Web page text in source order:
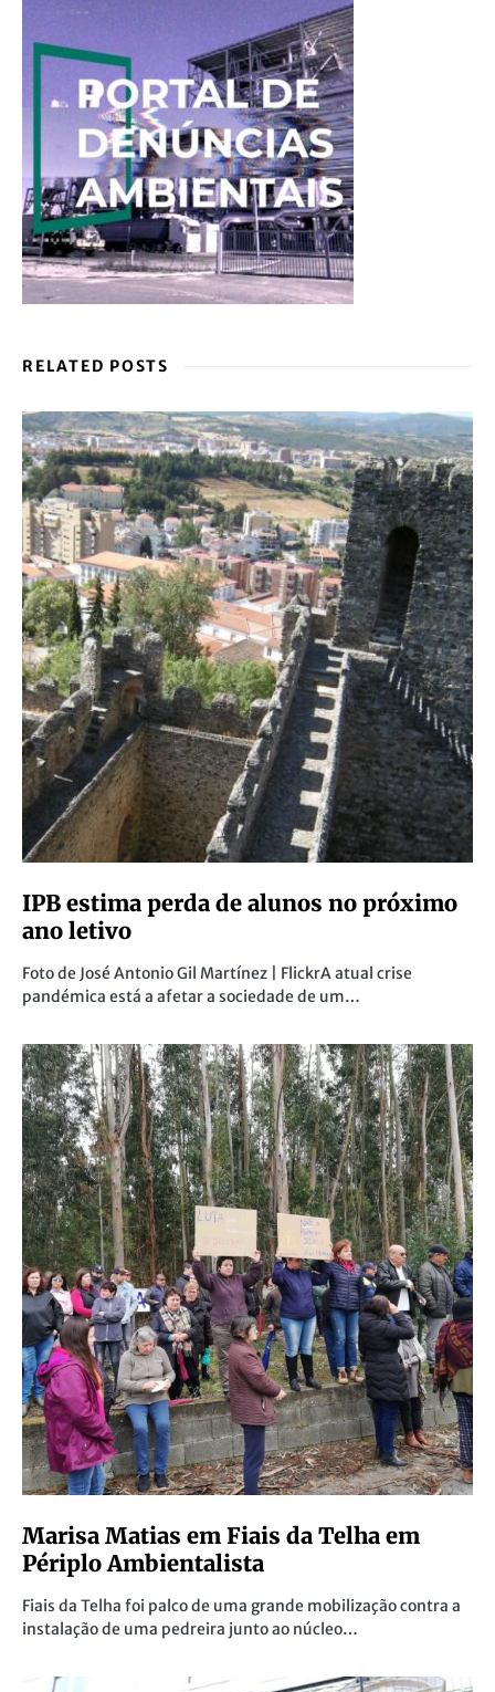
RELATED POSTS
IPB estima perda de alunos no próximo
ano letivo
Foto de José Antonio Gil Martínez | FlickrA atual crise
pandémica está a afetar a sociedade de um…
Marisa Matias em Fiais da Telha em
Périplo Ambientalista
Fiais da Telha foi palco de uma grande mobilização contra a
instalação de uma pedreira junto ao núcleo…